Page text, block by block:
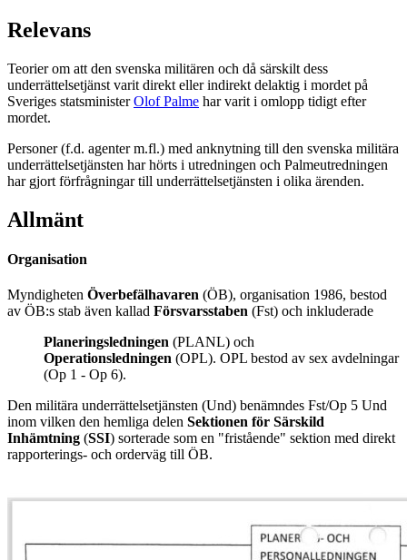
Relevans
Teorier om att den svenska militären och då särskilt dess
underrättelsetjänst varit direkt eller indirekt delaktig i mordet på
Sveriges statsministerOlof Palme har varit i omlopp tidigt efter
mordet.
Personer (f.d. agenter m.fl.) med anknytning till den svenska militära
underrättelsetjänsten har hörts i utredningen och Palmeutredningen
har gjort förfrågningar till underrättelsetjänsten i olika ärenden.
Allmänt
Organisation
Myndigheten Överbefälhavaren (ÖB), organisation 1986, bestod
av ÖB:s stab även kallad Försvarsstaben (Fst) och inkluderade
Planeringsledningen (PLANL) och
Operationsledningen (OPL). OPL bestod av sex avdelningar
(Op 1 - Op 6).
Den militära underrättelsetjänsten (Und) benämndes Fst/Op 5 Und
inom vilken den hemliga delen Sektionen för Särskild
Inhämtning (SSI) sorterade som en "fristående" sektion med direkt
rapporterings- och orderväg till ÖB.